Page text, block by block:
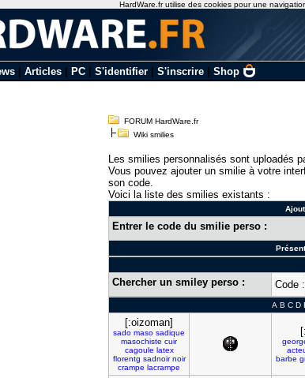
| Articles| PC| S'identifier| S'inscrire| Shop
FORUM HardWare.fr
Wiki smilies
Les smilies personnalisés sont uploadés
Vous pouvez ajouter un smilie à votre
son code.
Voici la liste des smilies existants :
Entrer le code du smilie perso :
Chercher un smiley perso : Code :
A B C D
[:oizoman]
sado maso sadique
masochiste cuir
cagoule latex
florentg sadnoir noir
crampe lacrampe
barbe
HardWare.fr utilise des cookies pour une